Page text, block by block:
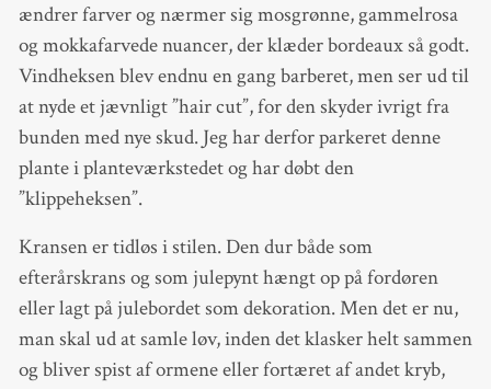
ændrer farver og nærmer sig mosgrønne, gammelrosa
og mokkafarvede nuancer, der klæder bordeaux så godt.
Vindheksen blev endnu en gang barberet, men ser ud til
at nyde et jævnligt ”hair cut”, for den skyder ivrigt fra
bunden med nye skud. Jeg har derfor parkeret denne
plante i planteværkstedet og har døbt den
”klippeheksen”.
Kransen er tidløs i stilen. Den dur både som
efterårskrans og som julepynt hængt op på fordøren
eller lagt på julebordet som dekoration. Men det er nu,
man skal ud at samle løv, inden det klasker helt sammen
og bliver spist af ormene eller fortæret af andet kryb,